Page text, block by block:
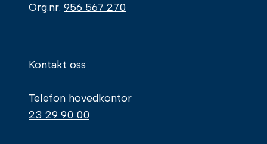
Org.nr. 956 567 270
Kontakt oss
Telefon hovedkontor
23 29 90 00